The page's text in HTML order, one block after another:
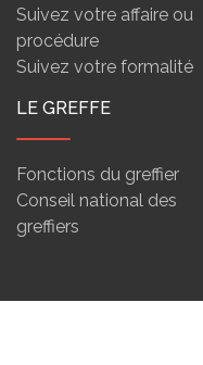
Suivez votre affaire ou
procédure
Suivez votre formalité
LE GREFFE
Fonctions du greffier
Conseil national des
greffiers